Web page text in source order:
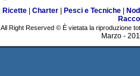
Ricette| Charter| Pesci e Tecniche|
All Right Reserved © È vietata la riproduzione
Marzo -